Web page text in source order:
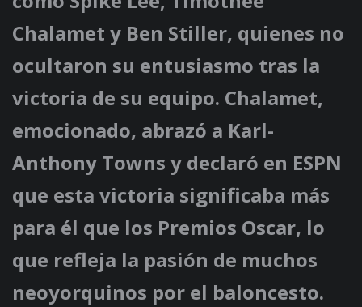
Chalamet y Ben Stiller, quienes no
ocultaron su entusiasmo tras la
victoria de su equipo. Chalamet,
emocionado, abrazó a Karl-
Anthony Towns y declaró en ESPN
que esta victoria significaba más
para él que los Premios Oscar, lo
que refleja la pasión de muchos
neoyorquinos por el baloncesto.